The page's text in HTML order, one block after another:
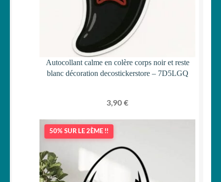
Autocollant calme en colère corps noir et reste
blanc décoration decostickerstore – 7D5LGQ
3,90 €
50% SUR LE 2ÈME !!